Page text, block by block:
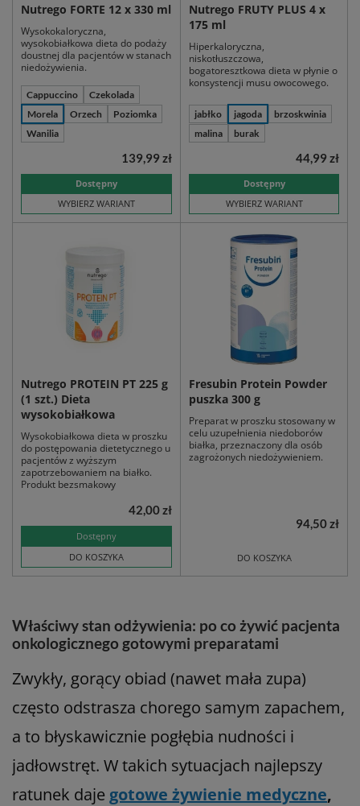
Nutrego FORTE 12 x 330 ml
Wysokokaloryczna,
wysokobiałkowa dieta do podaży
doustnej dla pacjentów w stanach
niedożywienia.
Cappuccino
Czekolada
Morela
Orzech
Poziomka
Wanilia
Dostępny
WYBIERZ WARIANT
139,99 zł
Nutrego FRUTY PLUS 4 x
175 ml
Hiperkaloryczna,
niskotłuszczowa,
bogatoresztkowa dieta w płynie o
konsystencji musu owocowego.
jabłko jagoda
brzoskwinia
malina
burak
Dostępny
WYBIERZ WARIANT
44,99 zł
Nutrego PROTEIN PT 225 g
(1 szt.) Dieta
wysokobiałkowa
Wysokobiałkowa dieta w proszku
do postępowania dietetycznego u
pacjentów z wyższym
zapotrzebowaniem na białko.
Produkt bezsmakowy
Dostępny
DO KOSZYKA
42,00 zł
Fresubin Protein Powder
puszka 300 g
Preparat w proszku stosowany w
celu uzupełnienia niedoborów
białka, przeznaczony dla osób
zagrożonych niedożywieniem.
DO KOSZYKA
94,50 zł
Właściwy stan odżywienia: po co żywić pacjenta
onkologicznego gotowymi preparatami
Zwykły, gorący obiad (nawet mała zupa)
często odstrasza chorego samym zapachem,
a to błyskawicznie pogłębia nudności i
jadłowstręt. W takich sytuacjach najlepszy
ratunek daje gotowe żywienie medyczne,